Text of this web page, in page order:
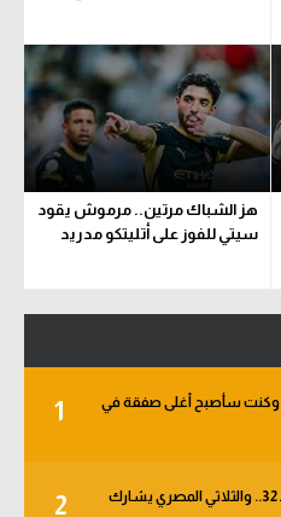
هز الشباك مرتين.. مرموش يقود
سيتي للفوز على أتليتكو مدريد
1
وكنت سأصبح أغلى صفقة في
2
خبر في الجول - الأهلي يبدأ من دور الـ 32.. والثلاثي المصري يشارك